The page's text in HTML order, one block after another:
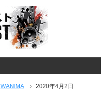
WANIMA
2020年4月2日